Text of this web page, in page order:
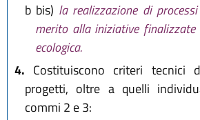
b bis) la realizzazione di
merito alla iniziative
ecologica.
4. Costituiscono criteri tecnici
progetti, oltre a quelli
commi 2 e 3: